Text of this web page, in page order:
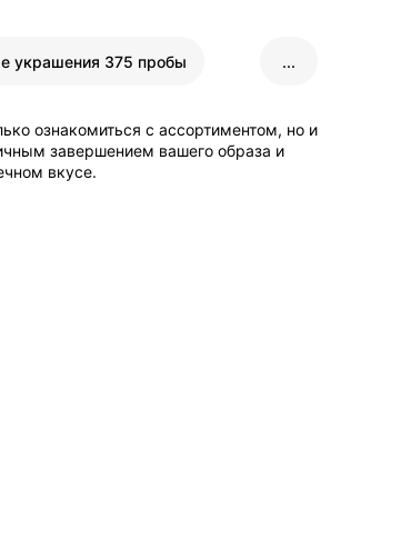
украшения 375 пробы ...
ознакомиться с ассортиментом, но и
завершением вашего образа и
вкусе.